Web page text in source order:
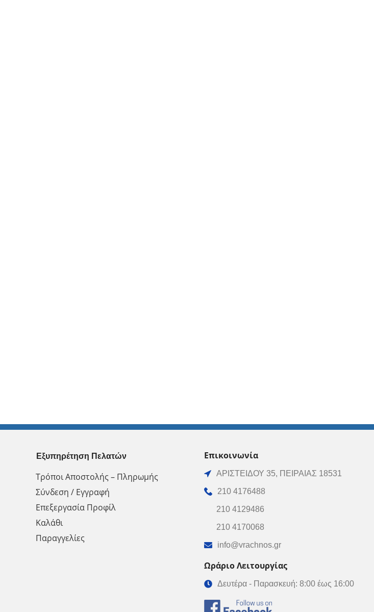
Εξυπηρέτηση Πελατών
Τρόποι Αποστολής – Πληρωμής
Σύνδεση / Εγγραφή
Επεξεργασία Προφίλ
Καλάθι
Παραγγελίες
Επικοινωνία
ΑΡΙΣΤΕΙΔΟΥ 35, ΠΕΙΡΑΙΑΣ 18531
210 4176488
210 4129486
210 4170068
info@vrachnos.gr
Ωράριο Λειτουργίας
Δευτέρα - Παρασκευή: 8:00 έως 16:00